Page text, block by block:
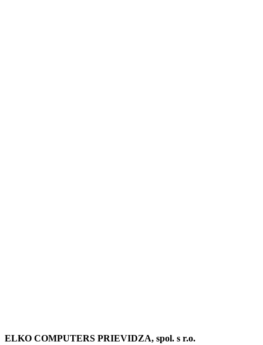
ELKO COMPUTERS PRIEVIDZA, spol. s r.o.